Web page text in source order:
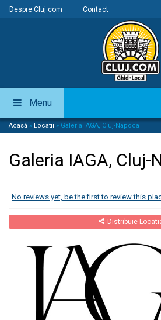
Despre Cluj.com Contact
Menu
Acasă » Locatii » Galeria IAGA, Cluj-Napoca
Galeria IAGA, Cluj-
No reviews yet, be the first to review this
Distribuie